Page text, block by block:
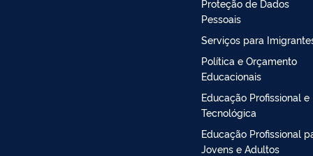
Proteção de Dados
Pessoais
Serviços para
Política e Orçamento
Educacionais
Educação Profissional e
Tecnológica
Educação Profissional
Jovens e Adultos